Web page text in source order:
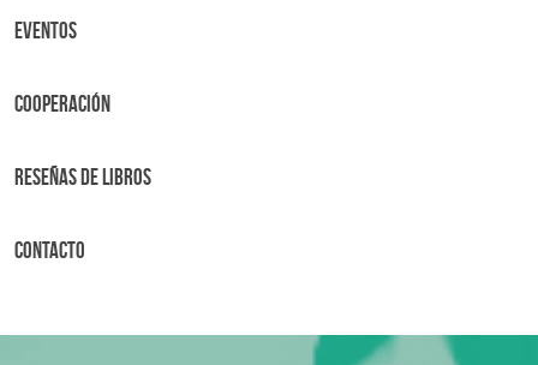
Eventos
Cooperación
Reseñas de libros
Contacto